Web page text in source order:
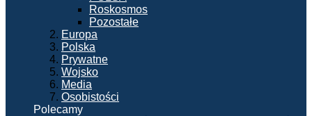
Roskosmos
Pozostałe
Europa
Polska
Prywatne
Wojsko
Media
Osobistości
Polecamy